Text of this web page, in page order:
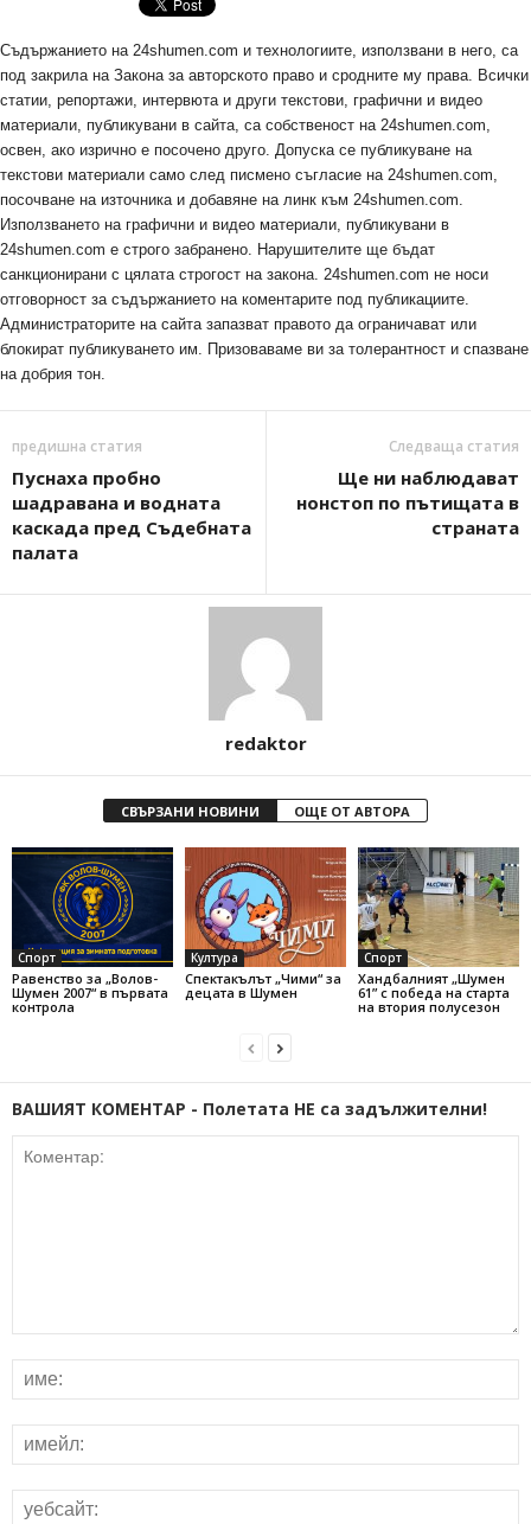
Съдържанието на 24shumen.com и технологиите, използвани в него, са
под закрила на Закона за авторското право и сродните му права. Всички
статии, репортажи, интервюта и други текстови, графични и видео
материали, публикувани в сайта, са собственост на 24shumen.com,
освен, ако изрично е посочено друго. Допуска се публикуване на
текстови материали само след писмено съгласие на 24shumen.com,
посочване на източника и добавяне на линк към 24shumen.com.
Използването на графични и видео материали, публикувани в
24shumen.com е строго забранено. Нарушителите ще бъдат
санкционирани с цялата строгост на закона. 24shumen.com не носи
отговорност за съдържанието на коментарите под публикациите.
Администраторите на сайта запазват правото да ограничават или
блокират публикуването им. Призоваваме ви за толерантност и спазване
на добрия тон.
предишна статия
Пуснаха пробно
шадравана и водната
каскада пред Съдебната
палата
Следваща статия
Ще ни наблюдават
нонстоп по пътищата в
страната
redaktor
СВЪРЗАНИ НОВИНИ ОЩЕ ОТ АВТОРА
Спорт
Равенство за „Волов-
Шумен 2007“ в първата
контрола
Култура
Спектакълът „Чими“ за
децата в Шумен
Спорт
Хандбалният „Шумен
61” с победа на старта
на втория полусезон
ВАШИЯТ КОМЕНТАР - Полетата НЕ са задължителни!